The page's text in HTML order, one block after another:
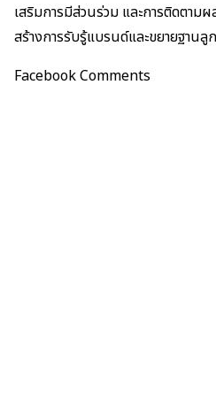
เสริมการมีส่วนร่วม และการติดตา
สร้างการรับรู้แบรนด์และขยายฐานลู
Facebook Comments